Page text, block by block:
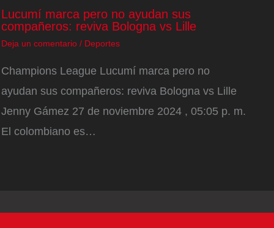
Lucumí marca pero no ayudan sus
compañeros: reviva Bologna vs Lille
Deja un comentario / Deportes
Champions League Lucumí marca pero no
ayudan sus compañeros: reviva Bologna vs Lille
Jenny Gámez 27 de noviembre 2024 , 05:05 p. m.
El colombiano es…